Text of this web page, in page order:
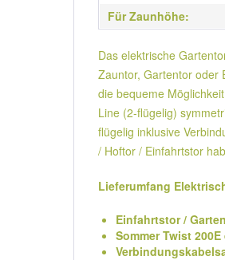
Für Zaunhöhe:
Das elektrische
Zauntor, Gartentor oder
die bequeme
Line (2-flügelig)
flügelig inklusive
/ Hoftor / Einfahrtstor
Lieferumfang
Einfahrtstor /
Sommer Twist